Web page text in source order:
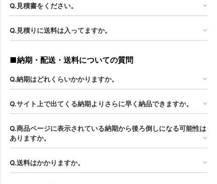
Q.見積書をください。
Q.見積りに送料は入ってますか。
■納期・配送・送料についての質問
Q.納期はどれくらいかかりますか。
Q.サイト上で出てくる納期よりさらに早く納品できますか。
Q.商品ページに表示されている納期から後ろ倒しになる可能性は
ありますか。
Q.送料はかかりますか。